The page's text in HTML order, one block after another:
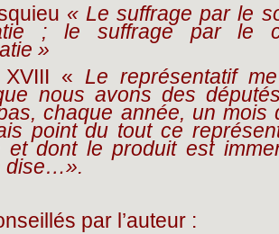
« Le suffrage par le
; le suffrage par le
»
« Le représentatif
nous avons des
chaque année, un
point du tout ce
et dont le produit est
dise…».
par l’auteur :